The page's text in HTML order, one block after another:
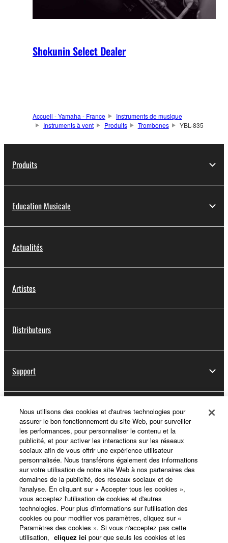
Shokunin Select Dealer
Accueil - Yamaha - France
Instruments de musique
Instruments à vent
Produits Trombones YBL-835
Produits
Education Musicale
Actualités
Artistes
Distributeurs
Support
Yamaha Music ID - Enregistrement
A propos de Yamaha
France - French
Professionnel
Nous utilisons des cookies et d'autres technologies pour
assurer le bon fonctionnement du site Web, pour surveiller
les performances, pour personnaliser le contenu et la
publicité, et pour activer les interactions sur les réseaux
sociaux afin de vous offrir une expérience utilisateur
personnalisée. Nous transférons également des informations
sur votre utilisation de notre site Web à nos partenaires des
domaines de la publicité, des réseaux sociaux et de
l'analyse. En cliquant sur « Accepter tous les cookies »,
vous acceptez l'utilisation de cookies et d'autres
technologies. Pour plus d'informations sur l'utilisation des
cookies ou pour modifier vos paramètres, cliquez sur «
Paramètres des cookies ». Si vous n'acceptez pas cette
utilisation, cliquez ici pour que seuls les cookies et les